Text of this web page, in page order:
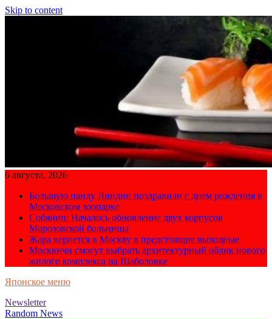
Skip to content
6 августа, 2026
Большую панду Диндин поздравили с днем рождения в
Московском зоопарке
Собянин: Началось обновление двух корпусов
Морозовской больницы
Жара вернется в Москву в предстоящие выходные
Москвичи смогут выбрать архитектурный облик нового
жилого комплекса на Шаболовке
Японское меню
Newsletter
Random News